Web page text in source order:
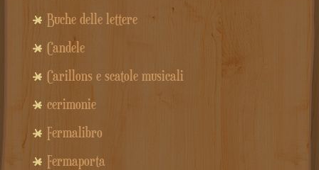
Buche delle lettere
Candele
Carillons e scatole musicali
cerimonie
Fermalibro
Fermaporta